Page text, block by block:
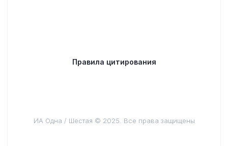
Правила цитирования
ИА Одна / Шестая © 2025. Все права защищены